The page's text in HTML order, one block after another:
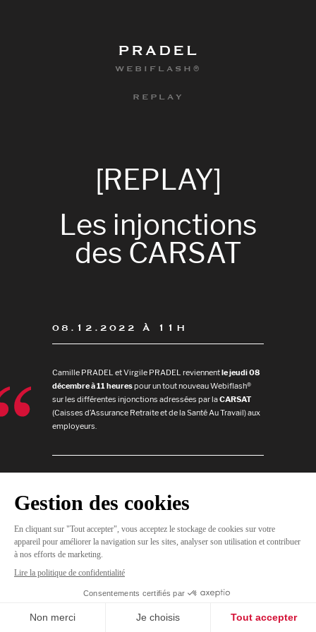
0
PRADEL
WEBIFLASH®
REPLAY
[REPLAY]
Les injonctions
des CARSAT
JE
M'INSCRIS
08.12.2022 À 11H
Camille PRADEL et Virgile PRADEL reviennentle jeudi 08
décembre à 11 heurespour un tout nouveau Webiflash®
sur les différentes injonctions adressées par laCARSAT
(Caisses d’Assurance Retraite et de la Santé Au Travail) aux
employeurs.